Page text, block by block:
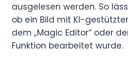
ausgelesen werden. So
ob ein Bild mit KI-
dem „Magic Editor“ oder
Funktion bearbeitet wurde.